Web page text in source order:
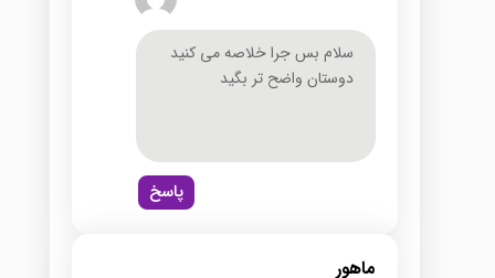
سلام بس جرا خلاصه می کنید
دوستان واضح تر بگید
پاسخ
ماهور